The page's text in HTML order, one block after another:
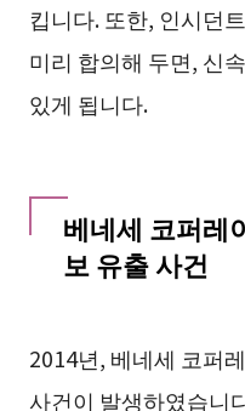
킵니다. 또한, 인시던
미리 합의해 두면, 신
있게 됩니다.
베네세 코퍼레
보 유출 사건
2014년, 베네세 코퍼
사건이 발생하였습니